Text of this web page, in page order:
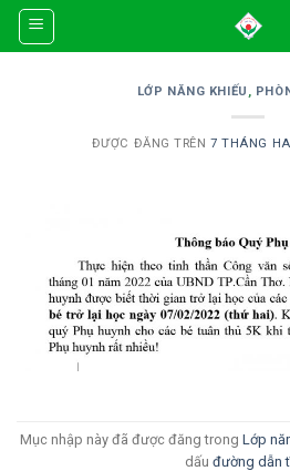
Skip
LỚP NĂNG KHIẾU ,
ĐƯỢC ĐĂNG TRÊN7 THÁNG
Mục nhập này đã được đăng trong Lớp
dấu đường dẫn